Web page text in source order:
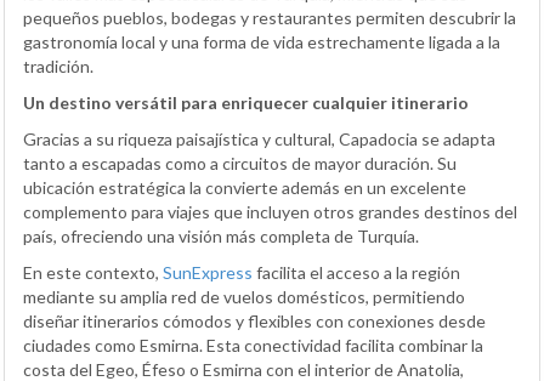
pequeños pueblos, bodegas y restaurantes permiten descubrir la
gastronomía local y una forma de vida estrechamente ligada a la
tradición.
Un destino versátil para enriquecer cualquier itinerario
Gracias a su riqueza paisajística y cultural, Capadocia se adapta
tanto a escapadas como a circuitos de mayor duración. Su
ubicación estratégica la convierte además en un excelente
complemento para viajes que incluyen otros grandes destinos del
país, ofreciendo una visión más completa de Turquía.
En este contexto, SunExpress facilita el acceso a la región
mediante su amplia red de vuelos domésticos, permitiendo
diseñar itinerarios cómodos y flexibles con conexiones desde
ciudades como Esmirna. Esta conectividad facilita combinar la
costa del Egeo, Éfeso o Esmirna con el interior de Anatolia,